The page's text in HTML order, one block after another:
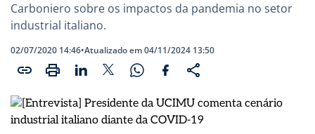
Carboniero sobre os impactos da pandemia no setor
industrial italiano.
02/07/2020 14:46•Atualizado em 04/11/2024 13:50